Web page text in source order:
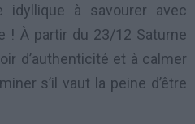
idyllique à savourer avec
! À partir du 23/12 Saturne
d’authenticité et à calmer
s’il vaut la peine d’être